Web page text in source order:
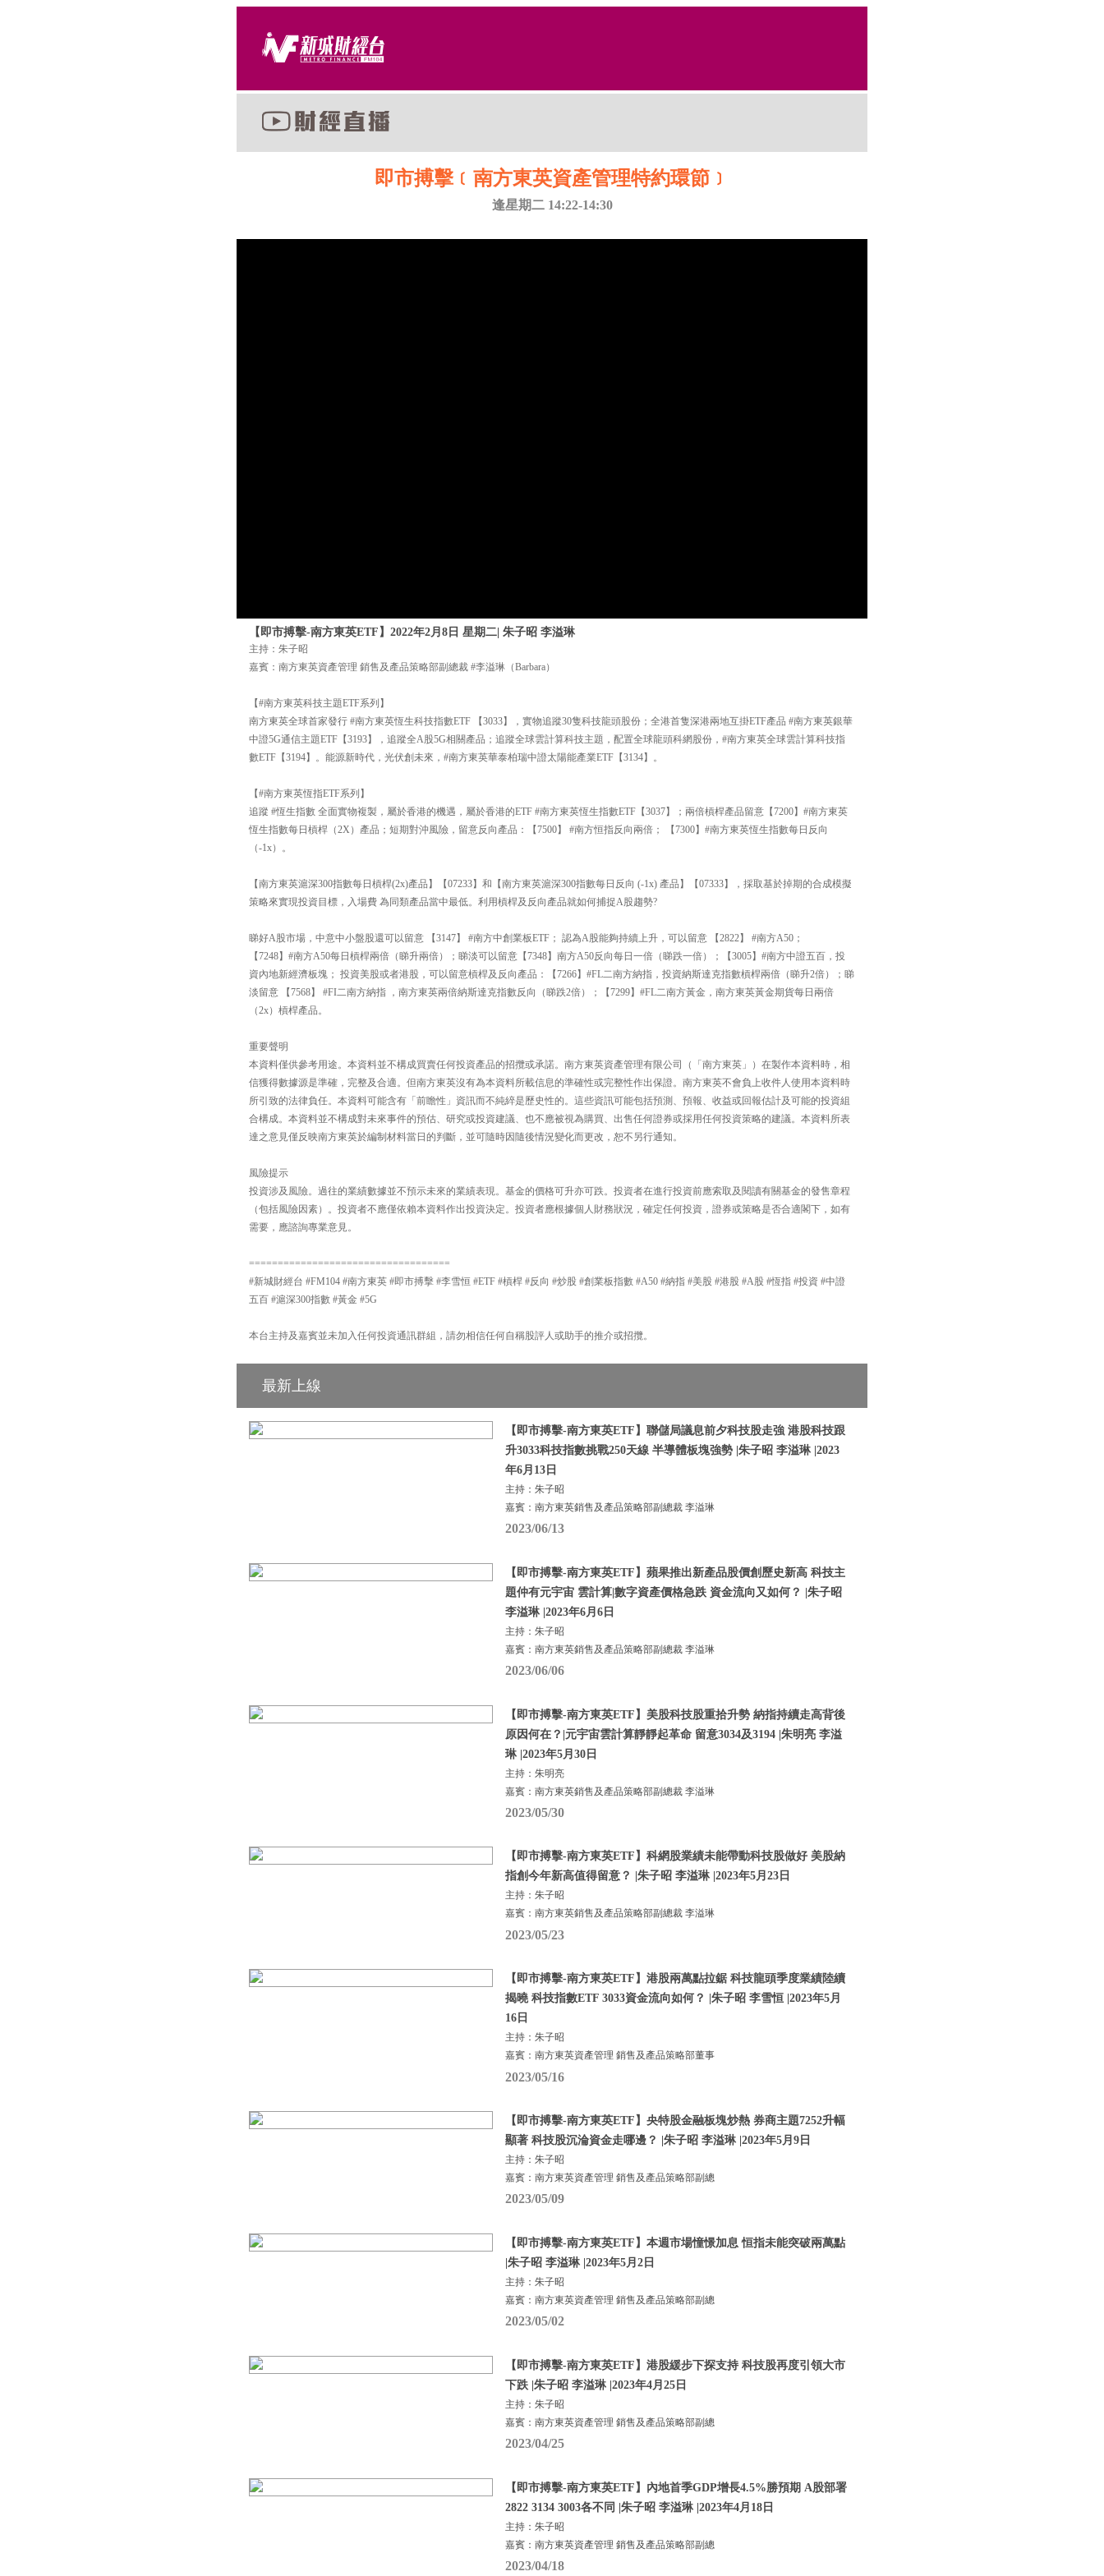
即市搏擊﹝南方東英資產管理特約環節﹞
逢星期二 14:22-14:30
【即市搏擊-南方東英ETF】2022年2月8日 星期二| 朱子昭 李溢琳
主持：朱子昭
嘉賓：南方東英資產管理 銷售及產品策略部副總裁 #李溢琳（Barbara）
【#南方東英科技主題ETF系列】
南方東英全球首家發行 #南方東英恆生科技指數ETF 【3033】，實物追蹤30隻科技龍頭股份；全港首隻深港兩地互掛ETF產品 #南方東英銀華
中證5G通信主題ETF【3193】，追蹤全A股5G相關產品；追蹤全球雲計算科技主題，配置全球龍頭科網股份，#南方東英全球雲計算科技指
數ETF【3194】。能源新時代，光伏創未來，#南方東英華泰柏瑞中證太陽能產業ETF【3134】。
【#南方東英恆指ETF系列】
追蹤 #恆生指數 全面實物複製，屬於香港的機遇，屬於香港的ETF #南方東英恆生指數ETF【3037】；兩倍槓桿產品留意【7200】#南方東英
恆生指數每日槓桿（2X）產品；短期對沖風險，留意反向產品：【7500】 #南方恒指反向兩倍； 【7300】#南方東英恆生指數每日反向
（-1x）。
【南方東英滬深300指數每日槓桿(2x)產品】【07233】和【南方東英滬深300指數每日反向 (-1x) 產品】【07333】，採取基於掉期的合成模擬
策略來實現投資目標，入場費 為同類產品當中最低。利用槓桿及反向產品就如何捕捉A股趨勢?
睇好A股市場，中意中小盤股還可以留意 【3147】 #南方中創業板ETF； 認為A股能夠持續上升，可以留意 【2822】 #南方A50；
【7248】#南方A50每日槓桿兩倍（睇升兩倍）；睇淡可以留意【7348】南方A50反向每日一倍（睇跌一倍）；【3005】#南方中證五百，投
資內地新經濟板塊； 投資美股或者港股，可以留意槓桿及反向產品：【7266】#FL二南方納指，投資納斯達克指數槓桿兩倍（睇升2倍）；睇
淡留意 【7568】 #FI二南方納指 ，南方東英兩倍納斯達克指數反向（睇跌2倍）；【7299】#FL二南方黃金，南方東英黃金期貨每日兩倍
（2x）槓桿產品。
重要聲明
本資料僅供參考用途。本資料並不構成買賣任何投資產品的招攬或承諾。南方東英資產管理有限公司（「南方東英」）在製作本資料時，相
信獲得數據源是準確，完整及合適。但南方東英沒有為本資料所載信息的準確性或完整性作出保證。南方東英不會負上收件人使用本資料時
所引致的法律負任。本資料可能含有「前瞻性」資訊而不純綷是歷史性的。這些資訊可能包括預測、預報、收益或回報估計及可能的投資組
合構成。本資料並不構成對未來事件的預估、研究或投資建議、也不應被視為購買、出售任何證券或採用任何投資策略的建議。本資料所表
達之意見僅反映南方東英於編制材料當日的判斷，並可隨時因隨後情況變化而更改，恕不另行通知。
風險提示
投資涉及風險。過往的業績數據並不預示未來的業績表現。基金的價格可升亦可跌。投資者在進行投資前應索取及閱讀有關基金的發售章程
（包括風險因素）。投資者不應僅依賴本資料作出投資決定。投資者應根據個人財務狀況，確定任何投資，證券或策略是否合適閣下，如有
需要，應諮詢專業意見。
===================================
#新城財經台 #FM104 #南方東英 #即市搏擊 #李雪恒 #ETF #槓桿 #反向 #炒股 #創業板指數 #A50 #納指 #美股 #港股 #A股 #恆指 #投資 #中證
五百 #滬深300指數 #黃金 #5G
本台主持及嘉賓並未加入任何投資通訊群組，請勿相信任何自稱股評人或助手的推介或招攬。
最新上線
【即市搏擊-南方東英ETF】聯儲局議息前夕科技股走強 港股科技跟
升3033科技指數挑戰250天線 半導體板塊強勢 |朱子昭 李溢琳 |2023
年6月13日
主持：朱子昭
嘉賓：南方東英銷售及產品策略部副總裁 李溢琳
2023/06/13
【即市搏擊-南方東英ETF】蘋果推出新產品股價創歷史新高 科技主
題仲有元宇宙 雲計算|數字資產價格急跌 資金流向又如何？ |朱子昭
李溢琳 |2023年6月6日
主持：朱子昭
嘉賓：南方東英銷售及產品策略部副總裁 李溢琳
2023/06/06
【即市搏擊-南方東英ETF】美股科技股重拾升勢 納指持續走高背後
原因何在？|元宇宙雲計算靜靜起革命 留意3034及3194 |朱明亮 李溢
琳 |2023年5月30日
主持：朱明亮
嘉賓：南方東英銷售及產品策略部副總裁 李溢琳
2023/05/30
【即市搏擊-南方東英ETF】科網股業績未能帶動科技股做好 美股納
指創今年新高值得留意？ |朱子昭 李溢琳 |2023年5月23日
主持：朱子昭
嘉賓：南方東英銷售及產品策略部副總裁 李溢琳
2023/05/23
【即市搏擊-南方東英ETF】港股兩萬點拉鋸 科技龍頭季度業績陸續
揭曉 科技指數ETF 3033資金流向如何？ |朱子昭 李雪恒 |2023年5月
16日
主持：朱子昭
嘉賓：南方東英資產管理 銷售及產品策略部董事
2023/05/16
【即市搏擊-南方東英ETF】央特股金融板塊炒熱 券商主題7252升幅
顯著 科技股沉淪資金走哪邊？ |朱子昭 李溢琳 |2023年5月9日
主持：朱子昭
嘉賓：南方東英資產管理 銷售及產品策略部副總
2023/05/09
【即市搏擊-南方東英ETF】本週市場憧憬加息 恒指未能突破兩萬點
|朱子昭 李溢琳 |2023年5月2日
主持：朱子昭
嘉賓：南方東英資產管理 銷售及產品策略部副總
2023/05/02
【即市搏擊-南方東英ETF】港股緩步下探支持 科技股再度引領大市
下跌 |朱子昭 李溢琳 |2023年4月25日
主持：朱子昭
嘉賓：南方東英資產管理 銷售及產品策略部副總
2023/04/25
【即市搏擊-南方東英ETF】內地首季GDP增長4.5%勝預期 A股部署
2822 3134 3003各不同 |朱子昭 李溢琳 |2023年4月18日
主持：朱子昭
嘉賓：南方東英資產管理 銷售及產品策略部副總
2023/04/18